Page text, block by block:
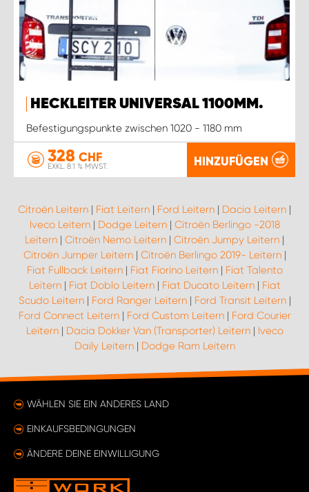
HECKLEITER UNIVERSAL 1100MM.
Befestigungspunkte zwischen 1020 - 1180 mm
328 CHF
EXKL. 8.1 % MWST. HINZUFÜGEN
Citroën Leitern | Fiat Leitern | Ford Leitern | Dacia Leitern |
Iveco Leitern| Dodge Leitern| Citroën Berlingo -2018
Leitern | Citroën Nemo Leitern | Citroën Jumpy Leitern |
Citroën Jumper Leitern| Citroën Berlingo 2019- Leitern|
Fiat Fullback Leitern| Fiat Fiorino Leitern| Fiat Talento
Leitern| Fiat Doblo Leitern| Fiat Ducato Leitern| Fiat
Scudo Leitern| Ford Ranger Leitern| Ford Transit Leitern|
Ford Connect Leitern| Ford Custom Leitern| Ford Courier
Leitern| Dacia Dokker Van (Transporter) Leitern| Iveco
Daily Leitern| Dodge Ram Leitern
WÄHLEN SIE EIN ANDERES LAND
EINKAUFSBEDINGUNGEN
ÄNDERE DEINE EINWILLIGUNG